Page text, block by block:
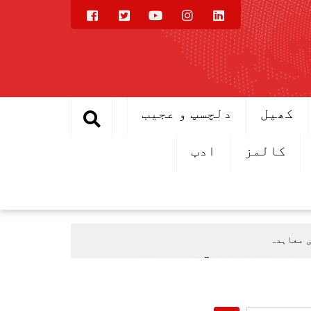
کھیل دلچسپ و عجیب
کالمز ادب
معاہدہ
اطلاق 7 اگست سے ہوگا